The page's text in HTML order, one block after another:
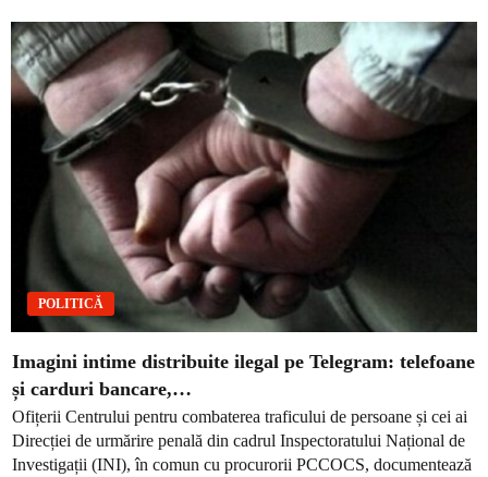
POLITICĂ
Imagini intime distribuite ilegal pe Telegram: telefoane
și carduri bancare,…
Ofițerii Centrului pentru combaterea traficului de persoane și cei ai
Direcției de urmărire penală din cadrul Inspectoratului Național de
Investigații (INI), în comun cu procurorii PCCOCS, documentează